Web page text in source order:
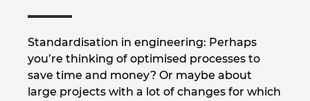
Standardisation in engineering: Perhaps
you’re thinking of optimised processes to
save time and money? Or maybe about
large projects with a lot of changes for which
Израел
Индия